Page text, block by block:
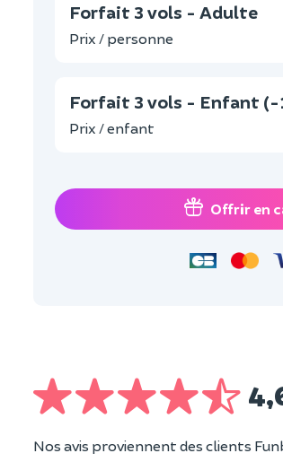
Forfait 3 vols - Adulte
Prix / personne
Forfait 3 vols - Enfant (-
Prix / enfant
Offrir en
Nos avis proviennent des clients